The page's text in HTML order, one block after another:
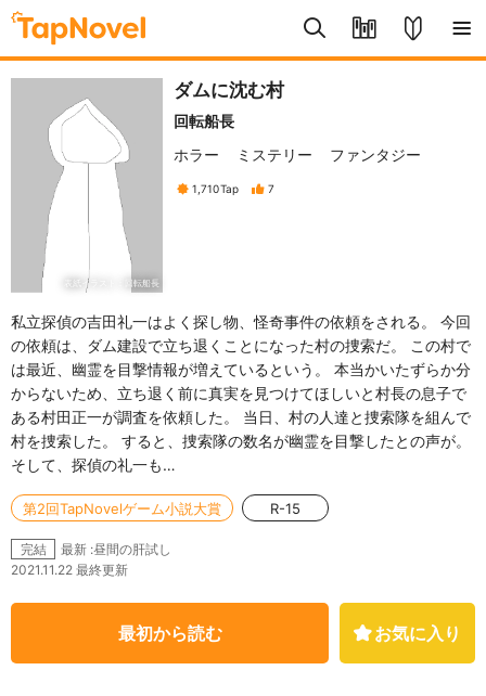
表紙イラスト：回転船長
ダムに沈む村
回転船長
ホラー
ミステリー ファンタジー
1,710Tap 7
私立探偵の吉田礼一はよく探し物、怪奇事件の依頼をされる。 今回
の依頼は、ダム建設で立ち退くことになった村の捜索だ。 この村で
は最近、幽霊を目撃情報が増えているという。 本当かいたずらか分
からないため、立ち退く前に真実を見つけてほしいと村長の息子で
ある村田正一が調査を依頼した。 当日、村の人達と捜索隊を組んで
村を捜索した。 すると、捜索隊の数名が幽霊を目撃したとの声が。
そして、探偵の礼一も…
第2回TapNovelゲーム小説大賞 R-15
完結
最新 :昼間の肝試し
2021.11.22 最終更新
最初から読む お気に入り